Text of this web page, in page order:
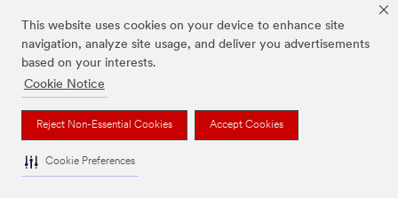
This website uses cookies on your device to enhance site
navigation, analyze site usage, and deliver you advertisements
based on your interests.
Cookie Notice
Reject Non-Essential Cookies Accept Cookies
Cookie Preferences